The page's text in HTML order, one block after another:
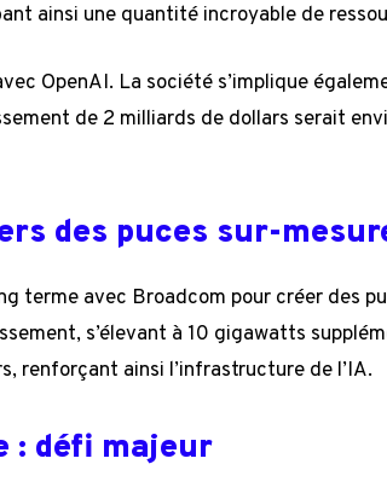
ainsi une quantité incroyable de
OpenAI. La société s’implique
de 2 milliards de dollars serait
des puces sur-
terme avec Broadcom pour créer des
s’élevant à 10 gigawatts
renforçant ainsi l’infrastructure de l’IA.
: défi majeur